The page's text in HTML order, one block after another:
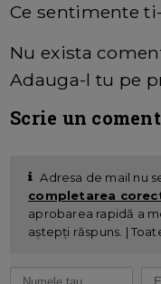
Ce sentimente
Nu exista
Adauga-l tu pe
Scrie un
Adresa de mail nu
completarea
aprobarea rapidă a
aștepți răspuns. |